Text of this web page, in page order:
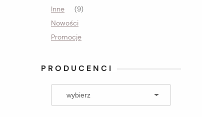
Inne (9)
Nowości
Promocje
PRODUCENCI